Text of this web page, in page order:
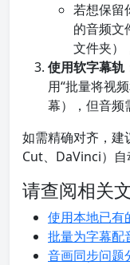
若想保留
的音频文
文件夹）
使用软字幕轨
用“批量将视
幕），但音频
如需精确对齐，建
Cut、DaVinci）自
请查阅相关
使用本地已有
批量为字幕配
音画同步问题